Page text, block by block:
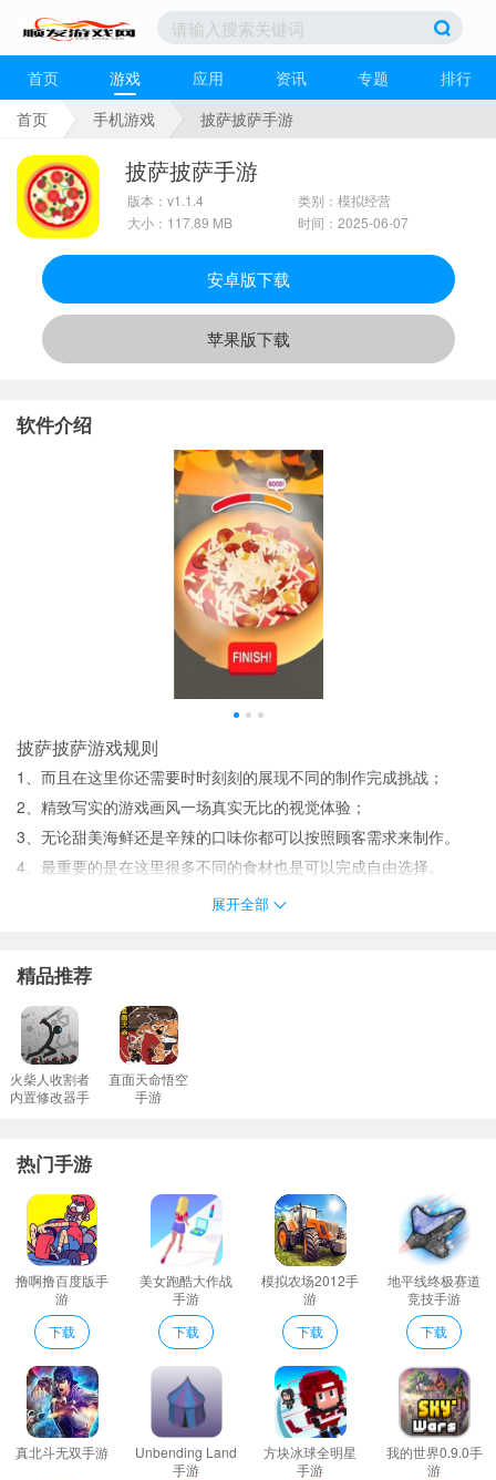
首页 游戏 应用 资讯 专题
排行
首页
手机游戏 披萨披萨手游
披萨披萨手游
版本：v1.1.4
大小：117.89 MB
类别：模拟经营
时间：2025-06-07
安卓版下载
苹果版下载
软件介绍
披萨披萨游戏规则
1、而且在这里你还需要时时刻刻的展现不同的制作完成挑战；
2、精致写实的游戏画风一场真实无比的视觉体验；
3、无论甜美海鲜还是辛辣的口味你都可以按照顾客需求来制作。
4、最重要的是在这里很多不同的食材也是可以完成自由选择。
的；
随着来购买的顾客越来越多你将也能赚取丰厚金币扩大店铺范围。
拥有各种美味的新鲜食材可以让大家选择自由搭配制作披萨；
各种各样的披萨挑战等你参与进来发散你的思维完成各种各样的烹
饪挑战；
披萨披萨编辑心得
游戏玩法十分的简单轻松的指尖操作便可完成披萨的制作；
开始属于你的全面过程一定要不断的进行研发各种菜谱才行。
材料的采购将会在商城之中进行不同的材料将会有着不同的价格；
超多美味的披萨让人惊艳你需要学习各种烹饪技巧达成自己的目标
营业额；
简简单单的游戏模式在过程中的有很多的能够上手的美味披萨制
作。
披萨披萨优势
玩法上趣味性十足从多个不同的方面给你带来很多的惊喜。
一款不管是男女老少都能上手体验的趣味披萨制作经营游戏；
展开全部
精品推荐
火柴人收割者
内置修改器手
直面天命悟空
手游
热门手游
撸啊撸百度版手
游
下载
美女跑酷大作战
手游
下载
模拟农场2012手
游
下载
地平线终极赛道
竞技手游
下载
真北斗无双手游
Unbending Land
手游
方块冰球全明星
手游
我的世界0.9.0手
游